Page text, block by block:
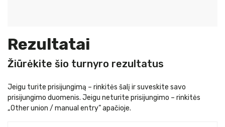
Rezultatai
Žiūrėkite šio turnyro rezultatus
Jeigu turite prisijungimą – rinkitės šalį ir suveskite savo
prisijungimo duomenis. Jeigu neturite prisijungimo – rinkitės
„Other union / manual entry” apačioje.